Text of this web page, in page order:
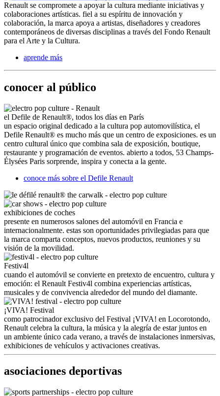
Renault se compromete a apoyar la cultura mediante iniciativas y
colaboraciones artísticas. fiel a su espíritu de innovación y
colaboración, la marca apoya a artistas, diseñadores y creadores
contemporáneos de diversas disciplinas a través del Fondo Renault
para el Arte y la Cultura.
aprende más
conocer al público
el Defile de Renault®, todos los días en París
un espacio original dedicado a la cultura pop automovilística, el
Defile Renault® es mucho más que un centro de exposiciones. es un
centro cultural único que combina sala de exposición, boutique,
restaurante y programación de eventos. abierto a todos, 53 Champs-
Élysées Paris sorprende, inspira y conecta a la gente.
conoce más sobre el Defile Renault
exhibiciones de coches
presente en numerosos salones del automóvil en Francia e
internacionalmente. estas son oportunidades privilegiadas para que
la marca comparta conceptos, nuevos productos, reuniones y su
visión de la movilidad.
Festiv4l
cuando el automóvil se convierte en pretexto de encuentro, cultura y
emoción: el Renault Festiv4l combina experiencias artísticas,
musicales y de convivencia alrededor del mundo del diamante.
¡VIVA! Festival
como patrocinador exclusivo del Festival ¡VIVA! en Locorotondo,
Renault celebra la cultura, la música y la alegría de estar juntos en
un ambiente único cada verano, a través de instalaciones inmersivas,
exhibiciones de vehículos y activaciones creativas.
asociaciones deportivas